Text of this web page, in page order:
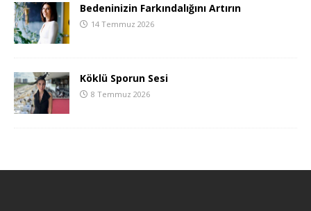
Bedeninizin Farkındalığını Artırın
14 Temmuz 2026
Köklü Sporun Sesi
8 Temmuz 2026